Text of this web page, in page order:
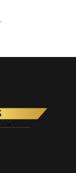
.